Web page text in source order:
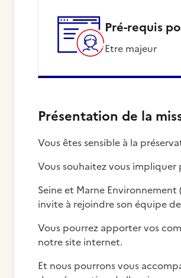
Pré-requis
Etre majeur
Présentation de la
Vous êtes sensible à la
Vous souhaitez vous impliquer
Seine et Marne
invite à rejoindre son équipe
Vous pourrez apporter vos
notre site internet.
Et nous pourrons vous